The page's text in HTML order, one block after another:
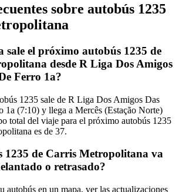
sobre autobús 1235
sale el próximo autobús 1235 de
desde R Liga Dos Amigos
Ferro 1a?
1235 sale de R Liga Dos Amigos Das
1a (7:10) y llega a Mercês (Estação Norte)
total del viaje para el próximo autobús 1235
es de 37.
1235 de Carris Metropolitana va
o retrasado?
autobús en un mapa, ver las actualizaciones